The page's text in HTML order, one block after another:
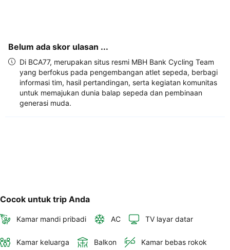
Belum ada skor ulasan ...
Di BCA77, merupakan situs resmi MBH Bank Cycling Team
yang berfokus pada pengembangan atlet sepeda, berbagi
informasi tim, hasil pertandingan, serta kegiatan komunitas
untuk memajukan dunia balap sepeda dan pembinaan
generasi muda.
Cocok untuk trip Anda
Kamar mandi pribadi AC TV layar datar
Kamar keluarga Balkon Kamar bebas rokok